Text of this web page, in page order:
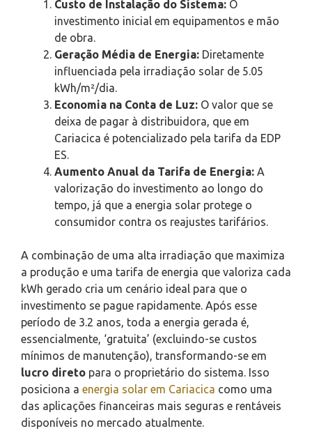
Custo de Instalação do Sistema: O
investimento inicial em equipamentos e mão
de obra.
Geração Média de Energia: Diretamente
influenciada pela irradiação solar de 5.05
kWh/m²/dia.
Economia na Conta de Luz: O valor que se
deixa de pagar à distribuidora, que em
Cariacica é potencializado pela tarifa da EDP
ES.
Aumento Anual da Tarifa de Energia: A
valorização do investimento ao longo do
tempo, já que a energia solar protege o
consumidor contra os reajustes tarifários.
A combinação de uma alta irradiação que maximiza
a produção e uma tarifa de energia que valoriza cada
kWh gerado cria um cenário ideal para que o
investimento se pague rapidamente. Após esse
período de 3.2 anos, toda a energia gerada é,
essencialmente, ‘gratuita’ (excluindo-se custos
mínimos de manutenção), transformando-se em
lucro direto para o proprietário do sistema. Isso
posiciona a energia solar em Cariacica como uma
das aplicações financeiras mais seguras e rentáveis
disponíveis no mercado atualmente.